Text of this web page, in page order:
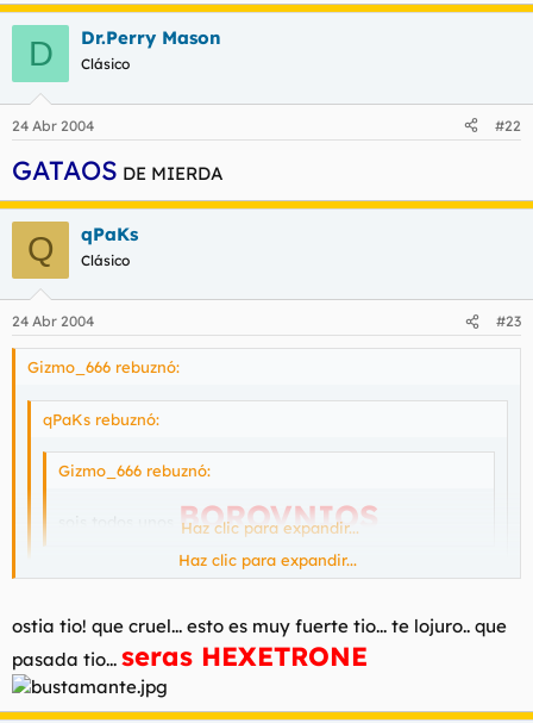
D Dr.Perry Mason
Clásico
24 Abr 2004 #22
GATAOS DE MIERDA
Q qPaKs
Clásico
24 Abr 2004 #23
Gizmo_666 rebuznó:
qPaKs rebuznó:
Gizmo_666 rebuznó:
BOROVNIOS
Haz clic para expandir...
Eres unReaper
Haz clic para expandir...
ostia tio! que cruel... esto es muy fuerte tio... te lojuro.. que
pasada tio... seras HEXETRONE